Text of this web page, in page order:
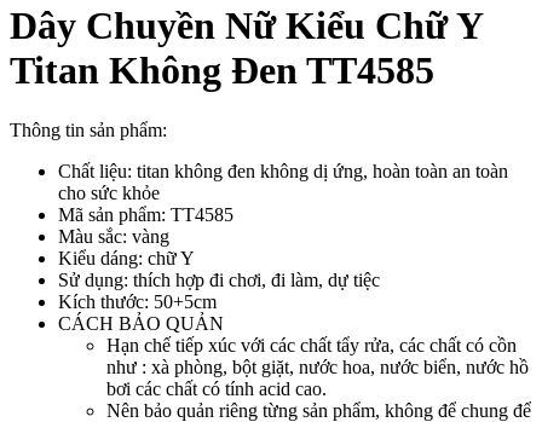
TT4585
số
lượng
Dây Chuyền Nữ Kiểu Chữ Y
Titan Không Đen TT4585
Thông tin sản phẩm:
Chất liệu: titan không đen không dị ứng, hoàn toàn an toàn
cho sức khỏe
Mã sản phẩm: TT4585
Màu sắc: vàng
Kiểu dáng: chữ Y
Sử dụng: thích hợp đi chơi, đi làm, dự tiệc
Kích thước: 50+5cm
CÁCH BẢO QUẢN
Hạn chế tiếp xúc với các chất tẩy rửa, các chất có cồn
như : xà phòng, bột giặt, nước hoa, nước biển, nước hồ
bơi các chất có tính acid cao.
Nên bảo quản riêng từng sản phẩm, không để chung để